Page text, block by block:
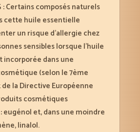
: Certains composés naturels
cette huile essentielle
un risque d’allergie chez
sensibles lorsque l’huile
incorporée dans une
(selon le 7ème
la Directive Européenne
cosmétiques
eugénol et, dans une moindre
linalol.